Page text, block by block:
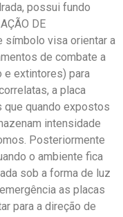
possui fundo
DE
símbolo visa orientar a
de combate a
e extintores) para
a placa
quando expostos
intensidade
Posteriormente
o ambiente fica
sob a forma de luz
as placas
para a direção de